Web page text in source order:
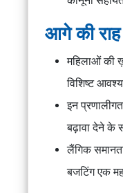
आगे की राह
महिलाओं की
विशिष्ट
इन
बढ़ावा देने के
लैंगिक
बजटिंग एक